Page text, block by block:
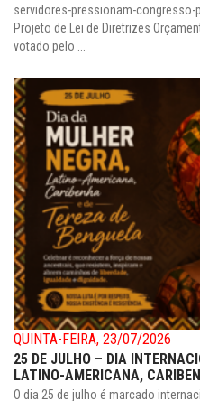
servidores-pressionam-congresso-
Projeto de Lei de Diretrizes
votado pelo ...
QUINTA-FEIRA, 23/07/2026
25 DE JULHO – DIA
LATINO-AMERICANA,
O dia 25 de julho é marcado